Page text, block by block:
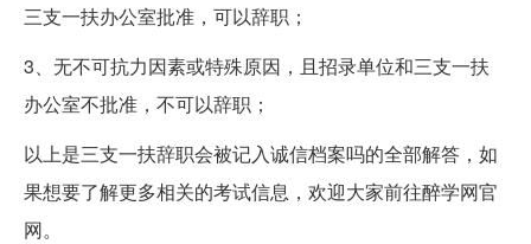
三支一扶办公室批准，可以辞职；
3、无不可抗力因素或特殊原因，且招录单位和三支一扶
办公室不批准，不可以辞职；
以上是三支一扶辞职会被记入诚信档案吗的全部解答，如
果想要了解更多相关的考试信息，欢迎大家前往醉学网官
网。